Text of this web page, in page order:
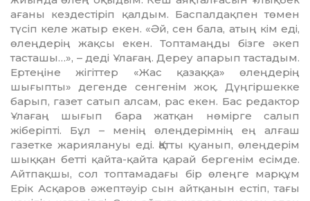
ағаны кездес­тіріп қалдым. Баспалдақпен төмен
түсіп келе жатыр екен. «Әй, сен бала, атың кім еді,
өлеңдерің жақсы екен. Топтамаңды бізге әкеп
тасташы…», – деді Ұлағаң. Дереу апарып тастадым.
Ертеңіне жігіттер «Жас қазаққа» өлеңдерің
шығыпты» дегенде сенгенім жоқ. Дүңгіршекке
барып, газет сатып алсам, рас екен. Бас редактор
Ұлағаң шығып бара жатқан нөмірге салып
жіберіпті. Бұл – менің өлеңдерімнің ең алғаш
газетке жариялануы еді. Қатты қуанып, өлеңдерім
шыққан бетті қайта-қайта қарай бергенім есімде.
Айтпақшы, сол топтамадағы бір өлеңге марқұм
Ерік Асқаров әжептәуір сын айтқанын естіп, тағы